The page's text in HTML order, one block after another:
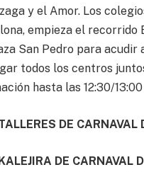
y el Amor. Los
empieza el
San Pedro para
todos los centros
hasta las 12:30/
DE CARNAVAL
DE CARNAVAL